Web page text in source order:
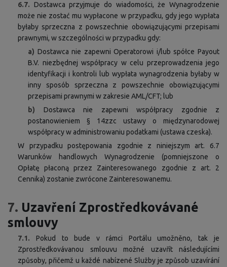
6.7. Dostawca przyjmuje do wiadomości, że Wynagrodzenie
może nie zostać mu wypłacone w przypadku, gdy jego wypłata
byłaby sprzeczna z powszechnie obowiązującymi przepisami
prawnymi, w szczególności w przypadku gdy:
a) Dostawca nie zapewni Operatorowi i/lub spółce Payout
B.V. niezbędnej współpracy w celu przeprowadzenia jego
identyfikacji i kontroli lub wypłata wynagrodzenia byłaby w
inny sposób sprzeczna z powszechnie obowiązującymi
przepisami prawnymi w zakresie AML/CFT; lub
b) Dostawca nie zapewni współpracy zgodnie z
postanowieniem § 14zzc ustawy o międzynarodowej
współpracy w administrowaniu podatkami (ustawa czeska).
W przypadku postępowania zgodnie z niniejszym art. 6.7
Warunków handlowych Wynagrodzenie (pomniejszone o
Opłatę płaconą przez Zainteresowanego zgodnie z art. 2
Cennika) zostanie zwrócone Zainteresowanemu.
7. Uzavření Zprostředkovávané
smlouvy
7.1. Pokud to bude v rámci Portálu umožněno, tak je
Zprostředkovávanou smlouvu možné uzavřít následujícími
způsoby, přičemž u každé nabízené Služby je způsob uzavírání